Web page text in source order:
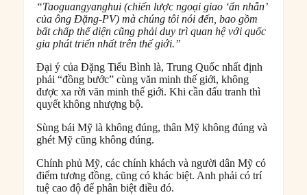
“Taoguangyanghui (chiến lược ngoại giao ‘ẩn nhẫn’
của ông Đặng-PV) mà chúng tôi nói đến, bao gồm
bất chấp thể diện cũng phải duy trì quan hệ với quốc
gia phát triển nhất trên thế giới.”
Đại ý của Đặng Tiểu Bình là, Trung Quốc nhất định
phải “đồng bước” cùng văn minh thế giới, không
được xa rời văn minh thế giới. Khi cần đấu tranh thì
quyết không nhượng bộ.
Sùng bái Mỹ là không đúng, thân Mỹ không đúng và
ghét Mỹ cũng không đúng.
Chính phủ Mỹ, các chính khách và người dân Mỹ có
điểm tương đồng, cũng có khác biệt. Anh phải có trí
tuệ cao độ để phân biệt điều đó.